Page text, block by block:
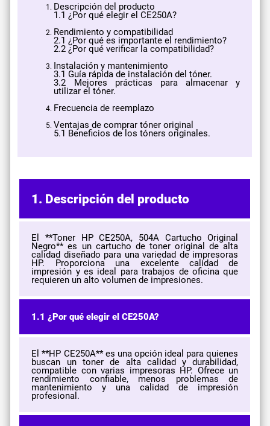
Descripción del producto
​1.1 ¿Por qué elegir el CE250A?
Rendimiento y compatibilidad
2.1 ¿Por qué es importante el rendimiento?
2.2 ¿Por qué verificar la compatibilidad?
Instalación y mantenimiento
3.1 Guía rápida de instalación del tóner.
3.2 Mejores prácticas para almacenar y
utilizar el tóner.
Frecuencia de reemplazo
Ventajas de comprar tóner original
5.1 Beneficios de los tóners originales.
1. Descripción del producto
El **Toner HP CE250A, 504A Cartucho Original
Negro** es un cartucho de toner original de alta
calidad diseñado para una variedad de impresoras
HP. Proporciona una excelente calidad de
impresión y es ideal para trabajos de oficina que
requieren un alto volumen de impresiones.
1.1 ¿Por qué elegir el CE250A?
El **HP CE250A** es una opción ideal para quienes
buscan un toner de alta calidad y durabilidad,
compatible con varias impresoras HP. Ofrece un
rendimiento confiable, menos problemas de
mantenimiento y una calidad de impresión
profesional.